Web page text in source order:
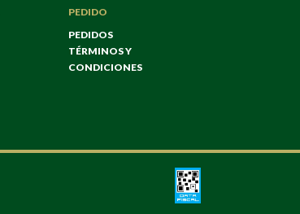
PEDIDO
PEDIDOS
TÉRMINOS Y
CONDICIONES